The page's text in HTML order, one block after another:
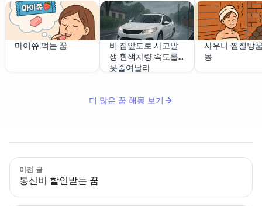
마이쮸 먹는 꿈
비 집앞도로 사고발
생 흰색차량 속도를
못줄여날라
사우나 찜질방
몽
더 많은 꿈 해몽 보기
이전 글
통신비 할인받는 꿈